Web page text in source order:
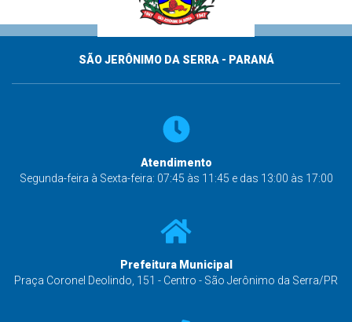
SÃO JERÔNIMO DA SERRA - PARANÁ
Atendimento
Segunda-feira à Sexta-feira: 07:45 às 11:45 e das 13:00 às 17:00
Prefeitura Municipal
Praça Coronel Deolindo, 151 - Centro - São Jerônimo da Serra/PR